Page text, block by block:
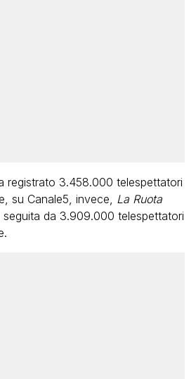
registrato 3.458.000 telespettatori
su Canale5, invece, La Ruota
seguita da 3.909.000 telespettatori